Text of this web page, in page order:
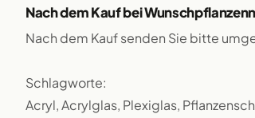
Nach dem Kauf bei
Nach dem Kauf senden Sie bitte
Schlagworte:
Acryl, Acrylglas, Plexiglas,